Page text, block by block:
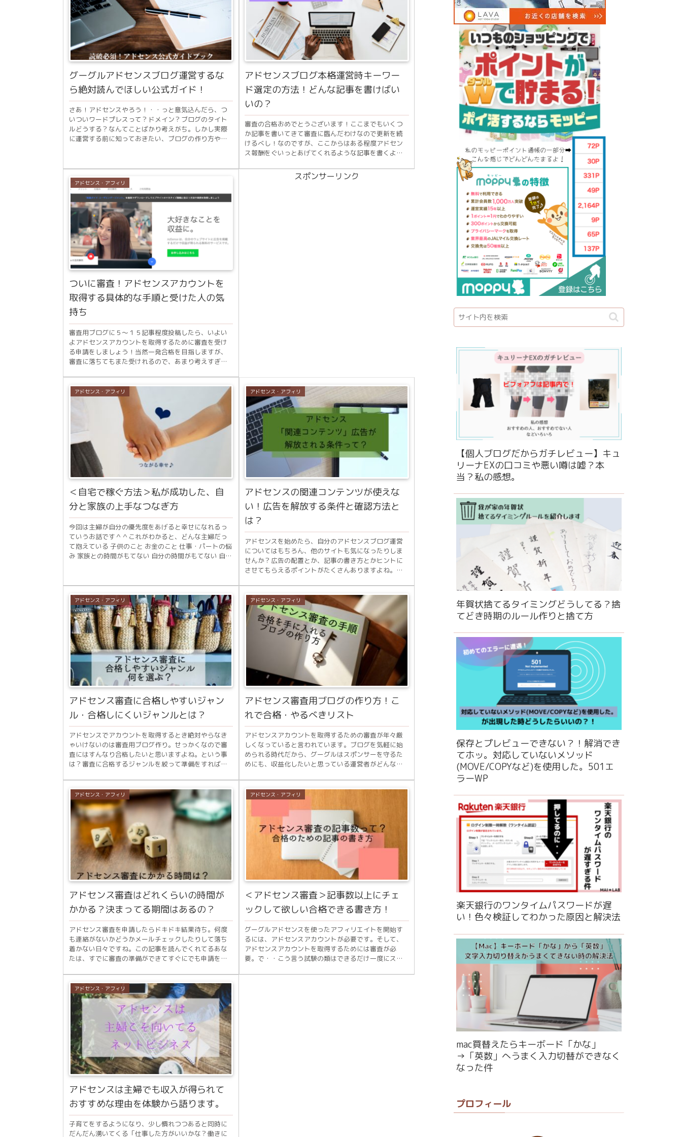
グーグルアドセンスブログ運営するな
ら絶対読んでほしい公式ガイド！
さあ！アドセンスやろう！・・っと意気込んだら、つ
いついワードプレスって？ドメイン？ブログのタイト
ルどうする？なんてことばかり考えがち。しかし実際
に運営する前に知っておきたい、ブログの作り方やネ
アドセンスブログ本格運営時キーワー
ド選定の方法！どんな記事を書けばい
いの？
審査の合格おめでとうございます！ここまでもいくつ
か記事を書いてきて審査に臨んだわけなので更新を続
けるべし！なのですが、ここからはある程度アドセン
ス報酬をぐいっとあげてくれるような記事を書くよう
アドセンス・アフィリ
ついに審査！アドセンスアカウントを
取得する具体的な手順と受けた人の気
持ち
審査用ブログに５〜１５記事程度投稿したら、いよい
よアドセンスアカウントを取得するために審査を受け
る申請をしましょう！当然一発合格を目指しますが、
審査に落ちてもまた受けれるので、あまり考えすぎず
スポンサーリンク
アドセンス・アフィリ
＜自宅で稼ぐ方法＞私が成功した、自
分と家族の上手なつなぎ方
今回は主婦が自分の優先度をあげると幸せになれるっ
ていうお話です＾＾これがわかると、どんな主婦だっ
て抱えている 子供のこと お金のこと 仕事・パートの悩
み 家族との時間がもてない 自分の時間がもてない 自分
アドセンス・アフィリ
アドセンスの関連コンテンツが使えな
い！広告を解放する条件と確認方法と
は？
アドセンスを始めたら、自分のアドセンスブログ運営
についてはもちろん、他のサイトも気になったりしま
せんか？広告の配置とか、記事の書き方とかヒントに
させてもらえるポイントがたくさんありますよね。そ
アドセンス・アフィリ
アドセンス審査に合格しやすいジャン
ル・合格しにくいジャンルとは？
アドセンスでアカウントを取得するとき絶対やらなき
ゃいけないのは審査用ブログ作り。せっかくなので審
査にはすんなり合格したいと思いますよね。という事
は？審査に合格するジャンルを絞って準備をすれば良
アドセンス・アフィリ
アドセンス審査用ブログの作り方！こ
れで合格・やるべきリスト
アドセンスアカウントを取得するための審査が年々厳
しくなっていると言われています。ブログを気軽に始
められる時代だから、グーグルはスポンサーを守るた
めにも、収益化したいと思っている運営者がどんなブ
アドセンス・アフィリ
アドセンス審査はどれくらいの時間が
かかる？決まってる期間はあるの？
アドセンス審査を申請したらドキドキ結果待ち。何度
も連絡がないかどうかメールチェックしたりして落ち
着かない日々ですね。この記事を読んでくれてるあな
たは、すでに審査の準備ができてすぐにでも申請をす
アドセンス・アフィリ
＜アドセンス審査＞記事数以上にチェ
ックして欲しい合格できる書き方！
グーグルアドセンスを使ったアフィリエイトを開始す
るには、アドセンスアカウントが必要です。そして、
アドセンスアカウントを取得するためには審査が必
要。で・・こう言う試験の類はできるだけ一度にスパ
アドセンス・アフィリ
アドセンスは主婦でも収入が得られて
おすすめな理由を体験から語ります。
子育てをするようになり、少し慣れつつあると同時に
だんだん湧いてくる「仕事した方がいいかな？働きに
【個人ブログだからガチレビュー】キュ
リーナEXの口コミや悪い噂は嘘？本
当？私の感想。
年賀状捨てるタイミングどうしてる？捨
てどき時期のルール作りと捨て方
保存とプレビューできない？！解消でき
てホッ。対応していないメソッド
(MOVE/COPYなど)を使用した。501エ
ラーWP
楽天銀行のワンタイムパスワードが遅
い！色々検証してわかった原因と解決法
mac買替えたらキーボード「かな」
→「英数」へうまく入力切替ができなく
なった件
プロフィール